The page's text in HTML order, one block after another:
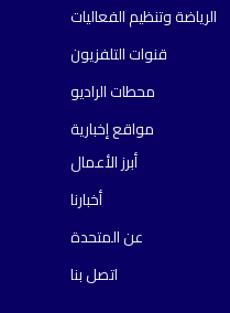
الرياضة وتنظيم الفعاليات
قنوات التلفزيون
محطات الراديو
مواقع إخبارية
أبرز الأعمال
أخبارنا
عن المتحدة
اتصل بنا